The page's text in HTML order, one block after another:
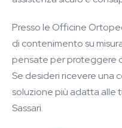
Presso le Officine
di contenimento su
pensate per proteggere
Se desideri ricevere una
soluzione più adatta alle
Sassari.